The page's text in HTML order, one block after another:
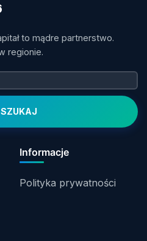
to mądre partnerstwo.
regionie.
SZUKAJ
Informacje
Polityka prywatności